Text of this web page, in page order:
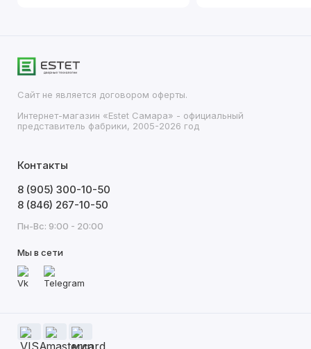
Сайт не является договором оферты.
Интернет-магазин «Estet Самара» - официальный
представитель фабрики, 2005-2026 год
Контакты
8 (905) 300-10-50
8 (846) 267-10-50
Пн-Вс: 9:00 - 20:00
Мы в сети